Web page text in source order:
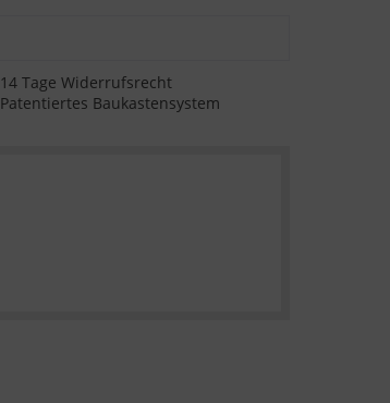
14 Tage Widerrufsrecht
Patentiertes Baukastensystem